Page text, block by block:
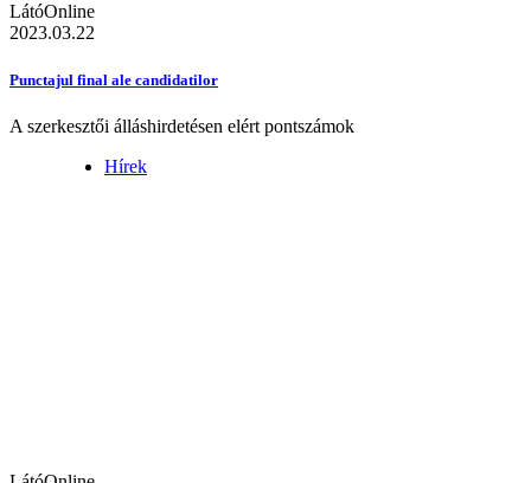
LátóOnline
2023.03.22
Punctajul final ale candidatilor
A szerkesztői álláshirdetésen elért pontszámok
Hírek